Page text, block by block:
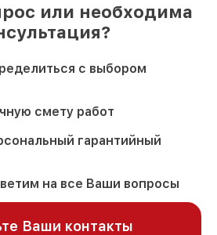
или необходима
с выбором
смету работ
гарантийный
на все Ваши вопросы
Ваши контакты